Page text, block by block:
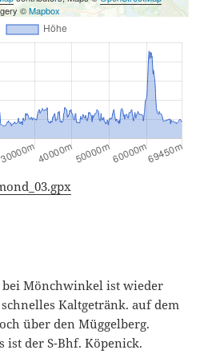
©Mapbox
bei Mönchwinkel ist wieder
Kaltgetränk. auf dem
über den Müggelberg.
ist der S-Bhf. Köpenick.